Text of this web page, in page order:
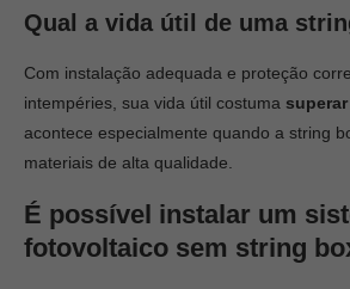
Qual a vida útil de uma
Com instalação adequada e proteção
intempéries, sua vida útil costuma
acontece especialmente quando a string
materiais de alta qualidade.
É possível instalar um
fotovoltaico sem string